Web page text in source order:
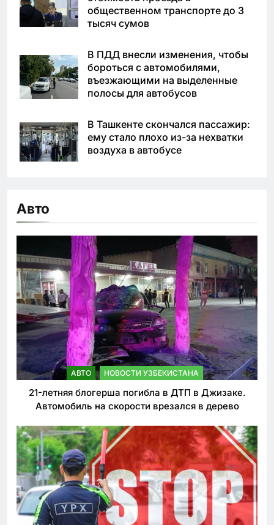
общественном транспорте до 3
тысяч сумов
В ПДД внесли изменения, чтобы
бороться с автомобилями,
въезжающими на выделенные
полосы для автобусов
В Ташкенте скончался пассажир:
ему стало плохо из-за нехватки
воздуха в автобусе
Авто
АВТО НОВОСТИ УЗБЕКИСТАНА
21-летняя блогерша погибла в ДТП в Джизаке.
Автомобиль на скорости врезался в дерево